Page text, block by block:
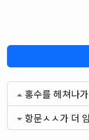
홍수를 헤쳐나
항문ㅅㅅ가 더